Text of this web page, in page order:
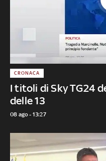
I titoli di Sky TG24
delle 13
CRONACA
08 ago - 13:27